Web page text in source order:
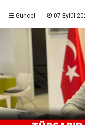
Güncel 07 Eylül